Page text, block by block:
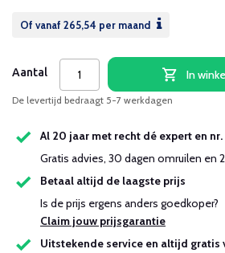
Of vanaf 265,54 per maand
Aantal In
De levertijd bedraagt 5-7 werkdagen
Al 20 jaar met recht dé expert en nr.
Gratis advies, 30 dagen omruilen en
Betaal altijd de laagste prijs
Is de prijs ergens anders goedkoper?
Claim jouw prijsgarantie
Uitstekende service en altijd gratis